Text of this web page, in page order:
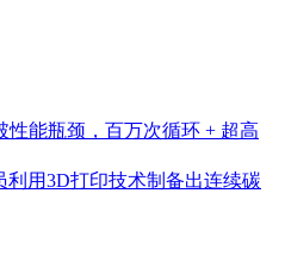
性能瓶颈，百万次循环 + 超高
用3D打印技术制备出连续碳